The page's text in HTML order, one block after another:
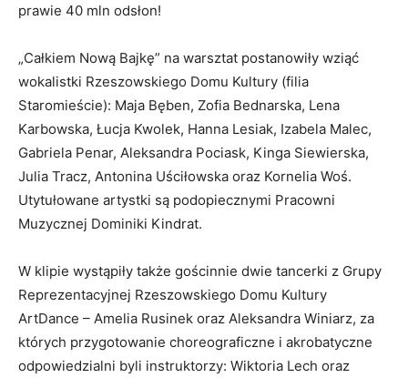
prawie 40 mln odsłon!
„Całkiem Nową Bajkę” na warsztat postanowiły wziąć
wokalistki Rzeszowskiego Domu Kultury (filia
Staromieście): Maja Bęben, Zofia Bednarska, Lena
Karbowska, Łucja Kwolek, Hanna Lesiak, Izabela Malec,
Gabriela Penar, Aleksandra Pociask, Kinga Siewierska,
Julia Tracz, Antonina Uściłowska oraz Kornelia Woś.
Utytułowane artystki są podopiecznymi Pracowni
Muzycznej Dominiki Kindrat.
W klipie wystąpiły także gościnnie dwie tancerki z Grupy
Reprezentacyjnej Rzeszowskiego Domu Kultury
ArtDance – Amelia Rusinek oraz Aleksandra Winiarz, za
których przygotowanie choreograficzne i akrobatyczne
odpowiedzialni byli instruktorzy: Wiktoria Lech oraz